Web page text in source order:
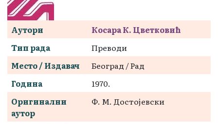
Аутори
Косара К. Цветковић
Тип рада
Преводи
Место / Издавач
Београд / Рад
Година
1970.
Оригинални
аутор
Ф. М. Достојевски